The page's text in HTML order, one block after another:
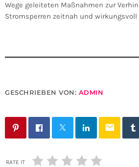
Wege geleiteten Maßnahmen zur
Stromsperren zeitnah und
GESCHRIEBEN VON: ADMIN
email
RATE IT